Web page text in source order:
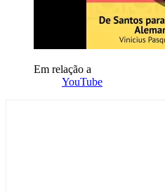
Em relação a
YouTube